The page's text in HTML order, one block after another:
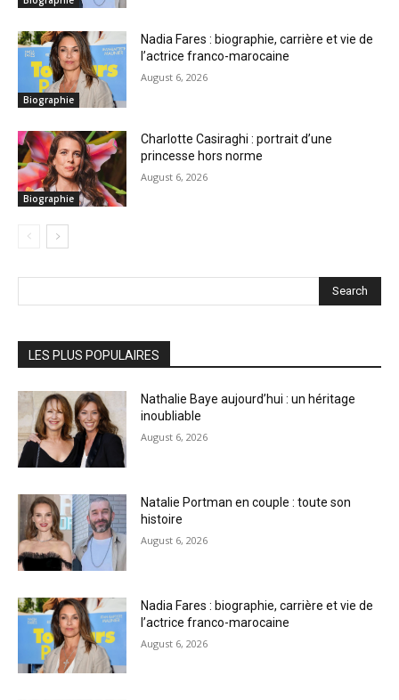
Biographie
Nadia Fares : biographie, carrière et vie de
l’actrice franco-marocaine
August 6, 2026
Biographie
Charlotte Casiraghi : portrait d’une
princesse hors norme
August 6, 2026
Search
LES PLUS POPULAIRES
Nathalie Baye aujourd’hui : un héritage
inoubliable
August 6, 2026
Natalie Portman en couple : toute son
histoire
August 6, 2026
Nadia Fares : biographie, carrière et vie de
l’actrice franco-marocaine
August 6, 2026